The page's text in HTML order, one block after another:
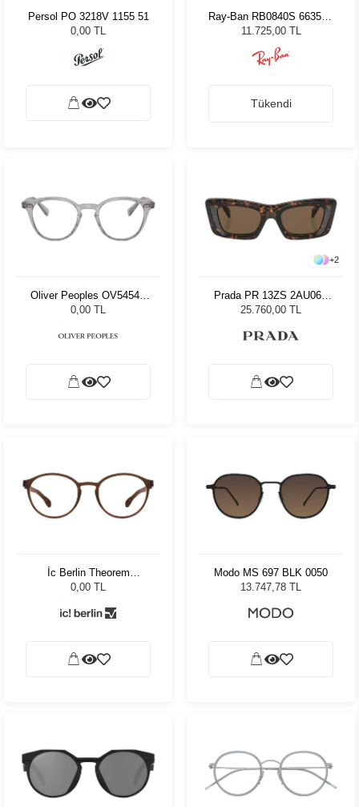
Persol PO 3218V 1155 51
0,00 TL
Ray-Ban RB0840S 66355C
51 Unisex Güneş Gözlüğü
11.725,00 TL
Tükendi
Oliver Peoples OV5454U
1132 48
0,00 TL
+2
Prada PR 13ZS 2AU06B
50 Kadın Güneş Gözlüğü
25.760,00 TL
İc Berlin Theorem
Mahogony HD 50
0,00 TL
Modo MS 697 BLK 0050
13.747,78 TL